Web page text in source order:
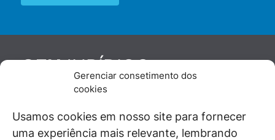
Gerenciar consetimento dos
cookies
Usamos cookies em nosso site para fornecer
uma experiência mais relevante, lembrando
GENJURÍDICO
De maneira independente, os autores e
juristas e doutrinadores nacionais, se posicionam
diante de questões relevantes do cotidiano e